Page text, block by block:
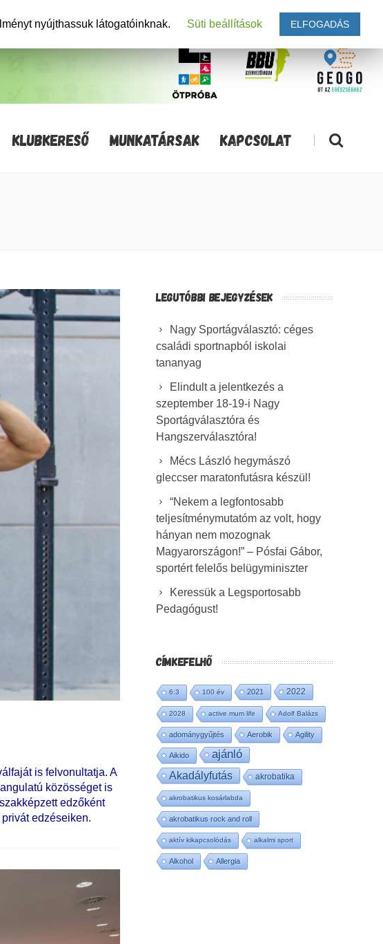
KLUBKERESŐ MUNKATÁRSAK KAPCSOLAT |
is felvonultatja. A
közösséget is
edzőként
edzéseiken.
LEGUTÓBBI BEJEGYZÉSEK
Nagy Sportágválasztó: céges
családi sportnapból iskolai
tananyag
Elindult a jelentkezés a
szeptember 18-19-i Nagy
Sportágválasztóra és
Hangszerválasztóra!
Mécs László hegymászó
gleccser maratonfutásra készül!
“Nekem a legfontosabb
teljesítménymutatóm az volt, hogy
hányan nem mozognak
Magyarországon!” – Pósfai Gábor,
sportért felelős belügyminiszter
Keressük a Legsportosabb
Pedagógust!
CÍMKEFELHŐ
6:3 100 év 2021 2022
2028 active mum life Adolf Balázs
adománygyűjtés Aerobik Agility
Aikido ajánló
Akadályfutás akrobatika
akrobatikus kosárlabda
akrobatikus rock and roll
aktív kikapcsolódás alkalmi sport
Alkohol Allergia
nyújthassuk látogatóinknak. Süti beállítások ELFOGADÁS